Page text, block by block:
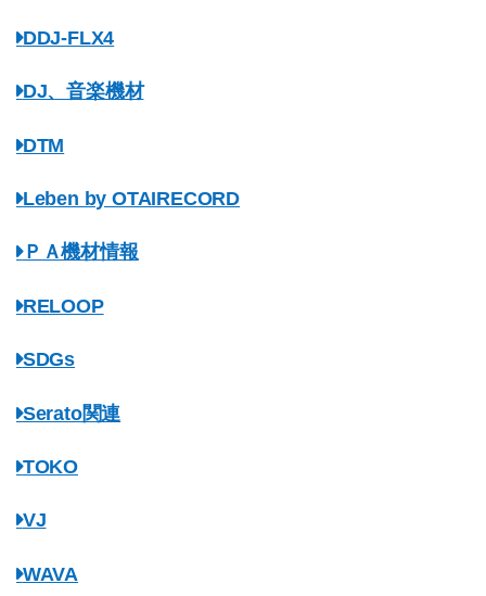
DDJ-FLX4
DJ、音楽機材
DTM
Leben by OTAIRECORD
ＰＡ機材情報
RELOOP
SDGs
Serato関連
TOKO
VJ
WAVA